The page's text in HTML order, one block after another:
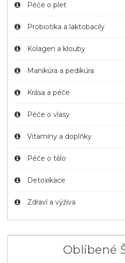
Péče o pleť
Probiotika a laktobacily
Kolagen a klouby
Manikúra a pedikúra
Krása a péče
Péče o vlasy
Vitamíny a doplňky
Péče o tělo
Detoxikace
Zdraví a výživa
Oblíbené